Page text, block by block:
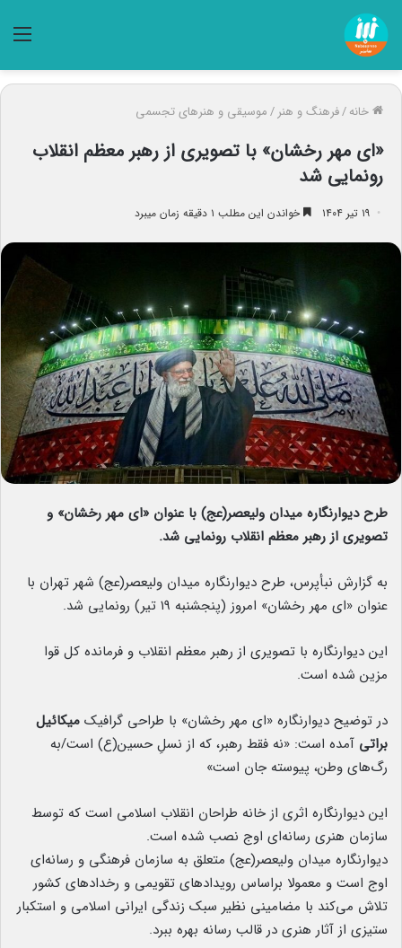
خانه/فرهنگ و هنر /موسیقی و هنرهای تجسمی
«ای مهر رخشان» با تصویری از رهبر معظم انقلاب
رونمایی شد
۱۹ تیر ۱۴۰۴ خواندن این مطلب ۱ دقیقه زمان میبرد
طرح دیوارنگاره میدان ولیعصر(عج) با عنوان «ای مهر رخشان» و
تصویری از رهبر معظم انقلاب رونمایی شد.
به گزارش نبأپرس، طرح دیوارنگاره میدان ولیعصر(عج) شهر تهران با
عنوان «ای مهر رخشان» امروز (پنجشنبه ۱۹ تیر) رونمایی شد.
این دیوارنگاره با تصویری از رهبر معظم انقلاب و فرمانده کل قوا
مزین شده است.
در توضیح دیوارنگاره «ای مهر رخشان» با طراحی گرافیک میکائیل
براتی آمده است: «نه‌ فقط رهبر، که از نسلِ حسین(ع) است/به
رگ‌های وطن، پیوسته جان است»
این دیوارنگاره اثری از خانه‌ طراحان انقلاب اسلامی است که توسط
سازمان هنری رسانه‌ای اوج نصب شده است.
دیوارنگاره‌ میدان ولیعصر(عج) متعلق به سازمان فرهنگی و رسانه‌ای
اوج است و معمولا براساس رویدادهای تقویمی و رخدادهای کشور
تلاش می‌کند با مضامینی نظیر سبک زندگی ایرانی اسلامی و استکبار
ستیزی از آثار هنری در قالب رسانه بهره ببرد.